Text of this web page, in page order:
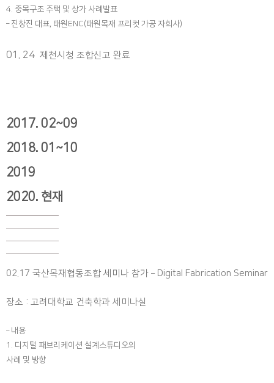
4. 중목구조 주택 및 상가 사례발표
– 진창진 대표, 태원 ENC(태원목재 프리컷 가공 자회사)
01. 24 제천시청 조합신고 완료
2017. 02~09
2018. 01~10
2019
2020. 현재
02.17 국산목재협동조합 세미나 참가 – Digital Fabrication Seminar
장소 : 고려대학교 건축학과 세미나실
– 내용
1. 디지털 패브리케이션 설계스튜디오의
사례 및 방향